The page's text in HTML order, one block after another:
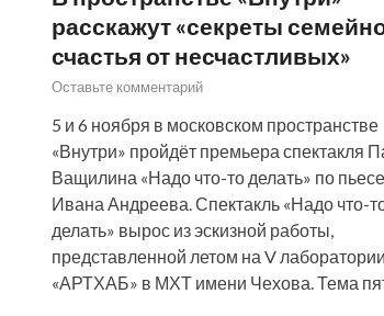
расскажут «секреты
счастья от несчастливых»
Оставьте комментарий
5 и 6 ноября в московском пространстве
«Внутри» пройдёт премьера спектакля
Ващилина «Надо что-то делать» по пьесе
Ивана Андреева. Спектакль «Надо что-
делать» вырос из эскизной работы,
представленной летом на V лаборатории
«АРТХАБ» в МХТ имени Чехова. Тема